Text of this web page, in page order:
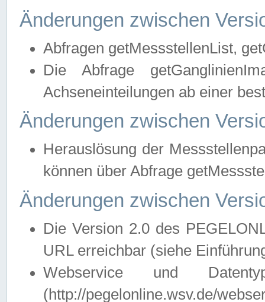
Änderungen zwischen
Abfragen getMessstellenList,
Die Abfrage
Achseneinteilungen ab einer
Änderungen zwischen
Herauslösung der
können über Abfrage
Änderungen zwischen
Die Version 2.0 des
URL erreichbar (siehe
Webservice und
(http://pegelonline.wsv.de/